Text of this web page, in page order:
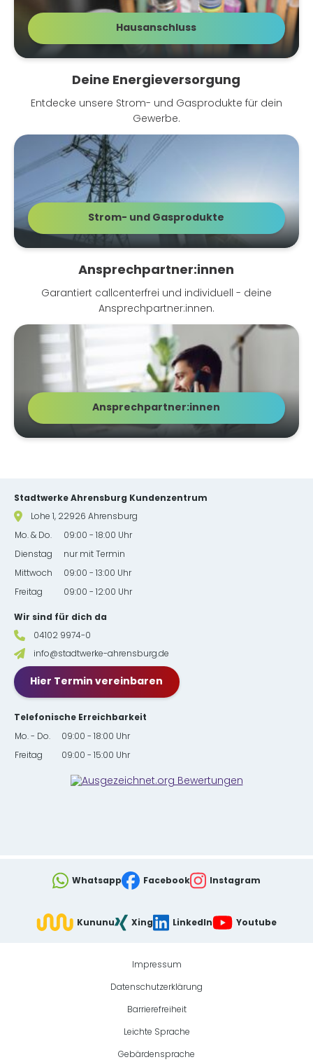
Hausanschluss
Deine Energieversorgung
Entdecke unsere Strom- und Gasprodukte für dein
Gewerbe.
Strom- und Gasprodukte
Ansprechpartner:innen
Garantiert callcenterfrei und individuell - deine
Ansprechpartner:innen.
Ansprechpartner:innen
Stadtwerke Ahrensburg Kundenzentrum
Lohe 1, 22926 Ahrensburg
Mo. & Do.
09:00 - 18:00 Uhr
Dienstag
nur mit Termin
Mittwoch
09:00 - 13:00 Uhr
Freitag
09:00 - 12:00 Uhr
Wir sind für dich da
04102 9974-0
info@stadtwerke-ahrensburg.de
Hier Termin vereinbaren
Telefonische Erreichbarkeit
Mo. - Do.
09:00 - 18:00 Uhr
Freitag
09:00 - 15:00 Uhr
Whatsapp Facebook Instagram
Kununu Xing LinkedIn Youtube
Impressum
Datenschutzerklärung
Barrierefreiheit
Leichte Sprache
Gebärdensprache